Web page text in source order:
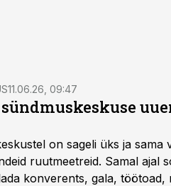
11.06.26, 09:47
sündmuskeskuse
on sageli üks ja
ruutmeetreid. Samal ajal
konverents, gala,